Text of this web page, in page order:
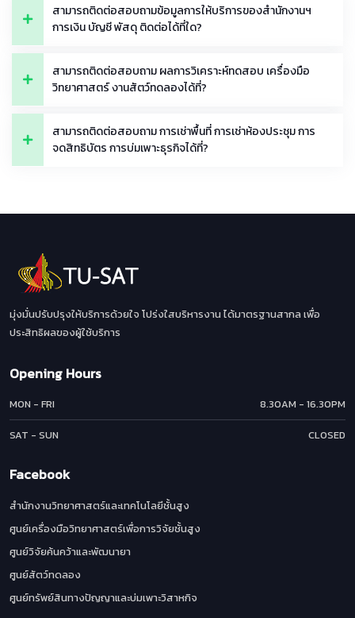
สามารถติดต่อสอบถามข้อมูลการให้บริการของสำนักงานฯ
การเงิน บัญชี พัสดุ ติดต่อได้ที่ใด?
สามารถติดต่อสอบถาม ผลการวิเคราะห์ทดสอบ เครื่องมือ
วิทยาศาสตร์ งานสัตว์ทดลองได้ที่?
สามารถติดต่อสอบถาม การเช่าพื้นที่ การเช่าห้องประชุม การ
จดสิทธิบัตร การบ่มเพาะธุรกิจได้ที่?
มุ่งมั่นปรับปรุงให้บริการด้วยใจ โปร่งใสบริหารงาน ได้มาตรฐานสากล เพื่อ
ประสิทธิผลของผู้ใช้บริการ
Opening Hours
MON - FRI 8.30AM - 16.30PM
SAT - SUN CLOSED
Facebook
สำนักงานวิทยาศาสตร์และเทคโนโลยีชั้นสูง
ศูนย์เครื่องมือวิทยาศาสตร์เพื่อการวิจัยชั้นสูง
ศูนย์วิจัยค้นคว้าและพัฒนายา
ศูนย์สัตว์ทดลอง
ศูนย์ทรัพย์สินทางปัญญาและบ่มเพาะวิสาหกิจ